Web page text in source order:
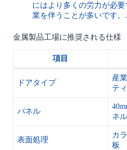
にはより多くの労力が必
業を伴うことが多いです。.
金属製品工場に推奨される仕様
項目
ドアタイプ
産
テ
パネル
ネル
表面処理
カ
板